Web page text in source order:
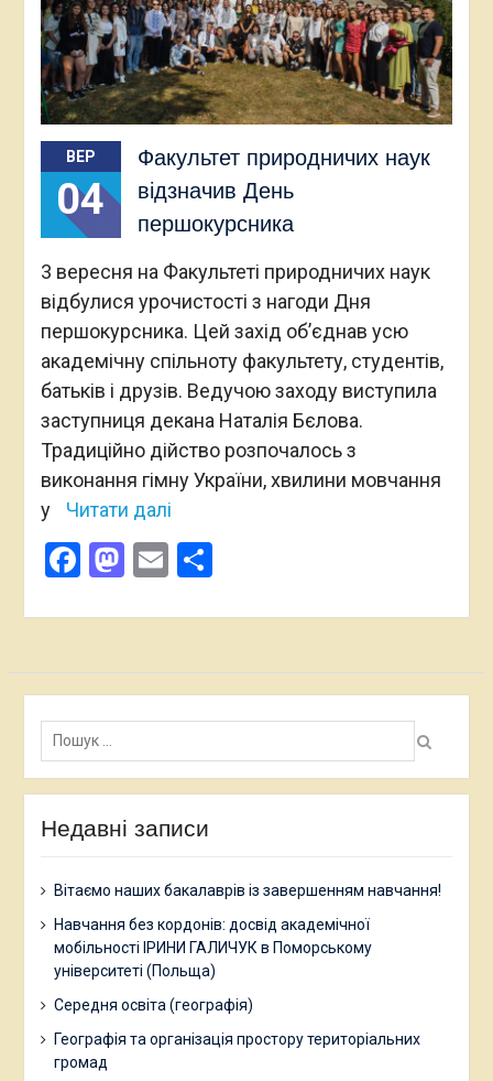
ВЕР
04
Факультет природничих наук
відзначив День
першокурсника
3 вересня на Факультеті природничих наук
відбулися урочистості з нагоди Дня
першокурсника. Цей захід об’єднав усю
академічну спільноту факультету, студентів,
батьків і друзів. Ведучою заходу виступила
заступниця декана Наталія Бєлова.
Традиційно дійство розпочалось з
виконання гімну України, хвилини мовчання
у
Читати далі
Facebook
Mastodon
EmailПоділитися
Пошук:
Недавні записи
Вітаємо наших бакалаврів із завершенням навчання!
Навчання без кордонів: досвід академічної
мобільності ІРИНИ ГАЛИЧУК в Поморському
університеті (Польща)
Середня освіта (географія)
Географія та організація простору територіальних
громад